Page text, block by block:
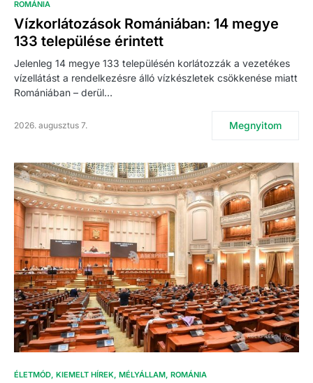
ROMÁNIA
Vízkorlátozások Romániában: 14 megye
133 települése érintett
Jelenleg 14 megye 133 településén korlátozzák a vezetékes
vízellátást a rendelkezésre álló vízkészletek csökkenése miatt
Romániában – derül…
2026. augusztus 7. Megnyitom
ÉLETMÓD KIEMELT HÍREK MÉLYÁLLAM ROMÁNIA